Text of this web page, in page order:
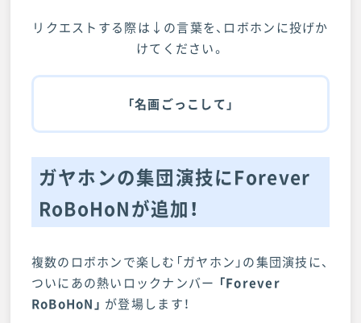
リクエストする際は↓の言葉を、ロボホンに投げか
けてください。
「名画ごっこして」
ガヤホンの集団演技にForever
RoBoHoNが追加！
複数のロボホンで楽しむ「ガヤホン」の集団演技に、
ついにあの熱いロックナンバー 「Forever
RoBoHoN」 が登場します！